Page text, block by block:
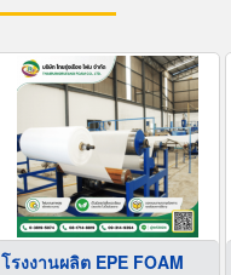
โรงงานผลิต EPE FOAM